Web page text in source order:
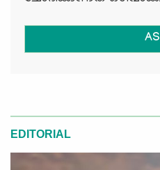
EDITORIAL